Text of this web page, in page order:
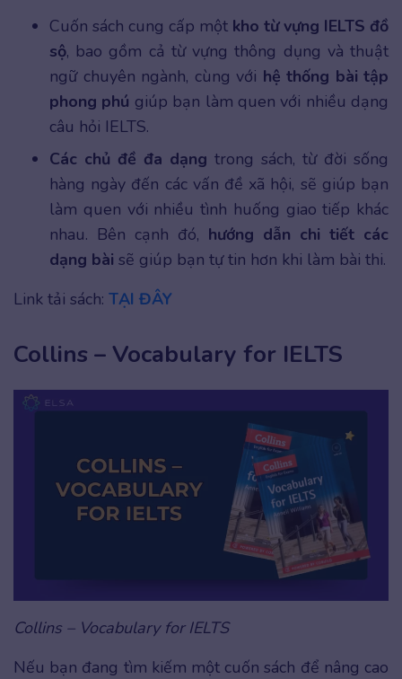
Cuốn sách cung cấp một kho từ vựng IELTS đồ
sộ, bao gồm cả từ vựng thông dụng và thuật
ngữ chuyên ngành, cùng với hệ thống bài tập
phong phú giúp bạn làm quen với nhiều dạng
câu hỏi IELTS.
Các chủ đề đa dạng trong sách, từ đời sống
hàng ngày đến các vấn đề xã hội, sẽ giúp bạn
làm quen với nhiều tình huống giao tiếp khác
nhau. Bên cạnh đó, hướng dẫn chi tiết các
dạng bài sẽ giúp bạn tự tin hơn khi làm bài thi.
Link tải sách: TẠI ĐÂY
Collins – Vocabulary for IELTS
Collins – Vocabulary for IELTS
Nếu bạn đang tìm kiếm một cuốn sách để nâng cao